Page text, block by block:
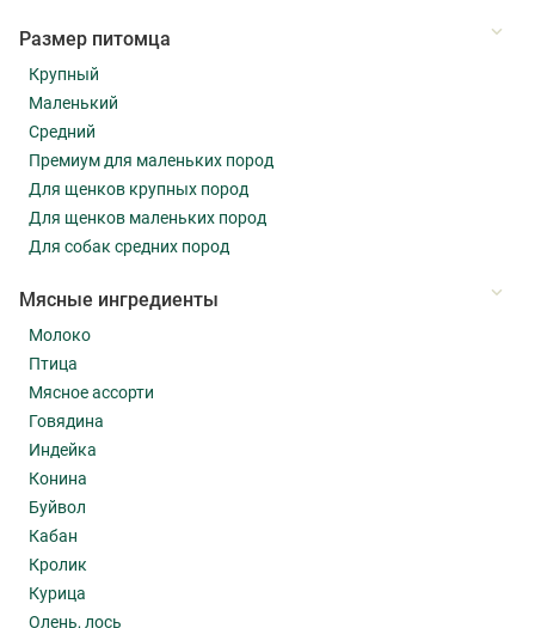
Размер питомца
Крупный
Маленький
Средний
Премиум для маленьких пород
Для щенков крупных пород
Для щенков маленьких пород
Для собак средних пород
Мясные ингредиенты
Молоко
Птица
Мясное ассорти
Говядина
Индейка
Конина
Буйвол
Кабан
Кролик
Курица
Олень, лось